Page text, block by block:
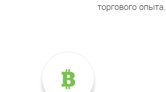
торгового опыта.